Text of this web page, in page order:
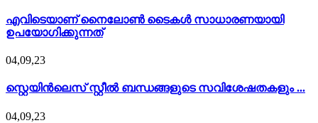
എവിടെയാണ് നൈലോൺ ടൈകൾ സാധാരണയായി
ഉപയോഗിക്കുന്നത്
04,09,23
സ്റ്റെയിൻലെസ് സ്റ്റീൽ ബന്ധങ്ങളുടെ സവിശേഷതകളും ...
04,09,23